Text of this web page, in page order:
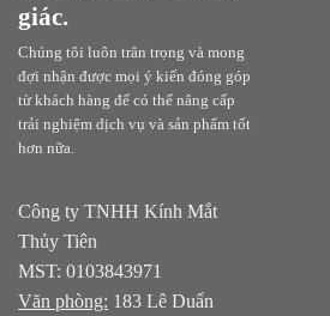
giác.
Chúng tôi luôn trân trọng và mong
đợi nhận được mọi ý kiến đóng góp
từ khách hàng để có thể nâng cấp
trải nghiệm dịch vụ và sản phẩm tốt
hơn nữa.
Công ty TNHH Kính Mắt
Thủy Tiên
MST: 0103843971
Văn phòng: 183 Lê Duẩn